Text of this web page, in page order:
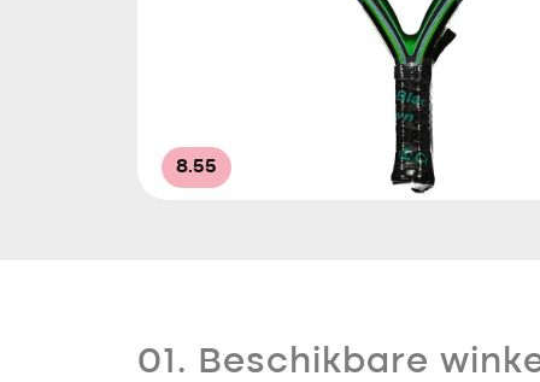
8.55
01. Beschikbare